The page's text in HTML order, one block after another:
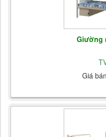
Giường
Giá